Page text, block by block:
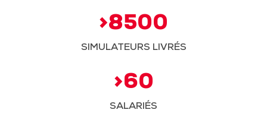
>8500
SIMULATEURS LIVRÉS
>60
SALARIÉS